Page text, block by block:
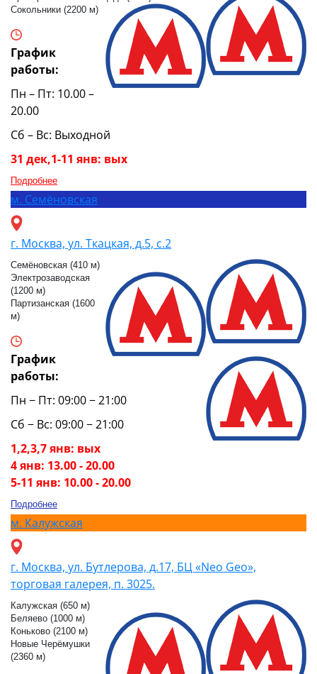
Сокольники (2200 м)
График
работы:
Пн – Пт: 10.00 –
20.00
Сб – Вс: Выходной
31 дек,1-11 янв: вых
Подробнее
м. Семёновская
г. Москва, ул. Ткацкая, д.5, с.2
Семёновская (410 м)
Электрозаводская
(1200 м)
Партизанская (1600
м)
График
работы:
Пн − Пт: 09:00 − 21:00
Сб − Вс: 09:00 − 21:00
1,2,3,7 янв: вых
4 янв: 13.00 - 20.00
5-11 янв: 10.00 - 20.00
Подробнее
м. Калужская
г. Москва, ул. Бутлерова, д.17, БЦ «Neo Geo»,
торговая галерея, п. 3025.
Калужская (650 м)
Беляево (1000 м)
Коньково (2100 м)
Новые Черёмушки
(2360 м)